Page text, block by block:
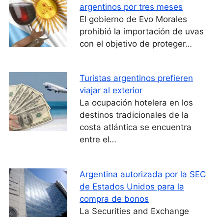
argentinos por tres meses
El gobierno de Evo Morales
prohibió la importación de uvas
con el objetivo de proteger…
Turistas argentinos prefieren
viajar al exterior
La ocupación hotelera en los
destinos tradicionales de la
costa atlántica se encuentra
entre el…
Argentina autorizada por la SEC
de Estados Unidos para la
compra de bonos
La Securities and Exchange